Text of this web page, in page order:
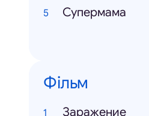
Супермама
Фільм
Заражение